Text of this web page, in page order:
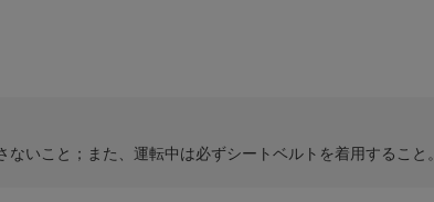
いこと；また、運転中は必ずシートベルトを着用すること。